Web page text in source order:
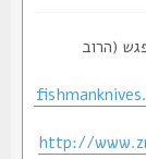
http://